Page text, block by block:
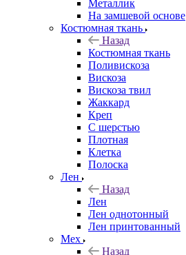
Металлик
На замшевой основе
Костюмная ткань
Назад
Костюмная ткань
Поливискоза
Вискоза
Вискоза твил
Жаккард
Креп
С шерстью
Плотная
Клетка
Полоска
Лен
Назад
Лен
Лен однотонный
Лен принтованный
Мех
Назад